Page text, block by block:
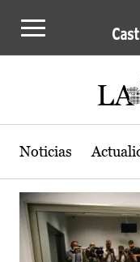
Actualidad
Noticias